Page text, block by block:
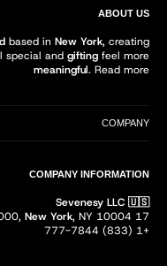
ABOUT US
based in New York, creating
special and gifting feel more
meaningful. Read more
COMPANY
COMPANY INFORMATION
Sevenesy LLC 🇺🇸
17 State St, Suite 4000,
New York, NY 10004🗽
+1 (833) 777-7844